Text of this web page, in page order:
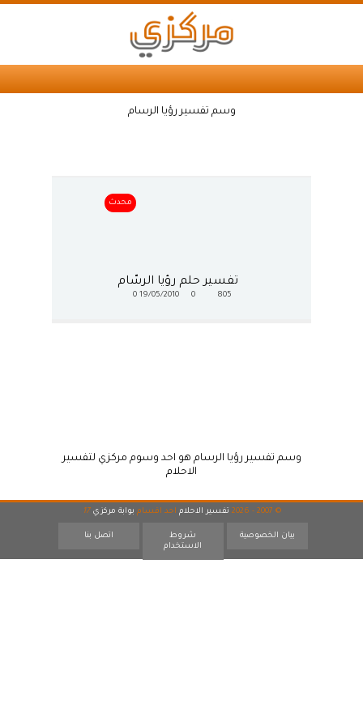
وسم تفسير رؤيا الرسام
محدث
تفسير حلم رؤيا الرسّام
805
19/05/2010
0
وسم تفسير رؤيا الرسام هو احد وسوم مركزي لتفسير
الاحلام
© 2007 - 2026 تفسير الاحلام احد اقسام بوابة مركزي 17
بيان الخصوصية
شروط
الاستخدام
اتصل بنا